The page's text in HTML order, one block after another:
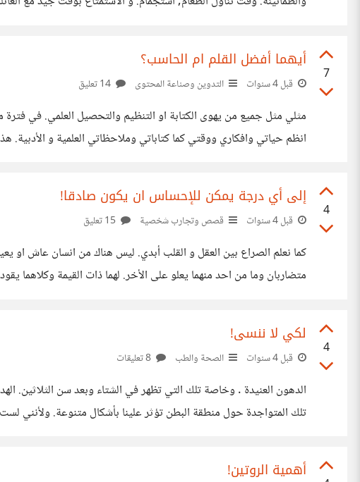
7
أيهما أفضل القلم ام الحاسب؟
قبل 4 سنوات التدوين وصناعة المحتوى
مثلي مثل جميع من يهوى الكتابة او التنظيم
انظم حياتي وافكاري ووقتي كما كتاباتي وملاحظاتي العلمية و الأدبية.
4
إلى أي درجة يمكن للإحساس ان يكون صادقا!
قبل 4 سنوات قصص وتجارب شخصية
كما نعلم الصراع بين العقل و القلب أبدي. ليس هناك من انسان عاش
متضاربان وما من احد منهما يعلو على الأخر. لهما ذات القيمة وكلاهما
4
لكي لا ننسى!
قبل 4 سنوات الصحة والطب
الدهون العنيدة . وخاصة تلك التي تظهر في الشتاء وبعد سن الثلاثين.
تلك المتواجدة حول منطقة البطن تؤثر علينا بأشكال متنوعة. ولأنني
أهمية الروتين!